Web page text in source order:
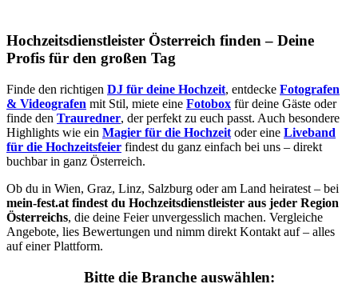
Hochzeitsdienstleister Österreich finden – Deine
Profis für den großen Tag
Finde den richtigen DJ für deine Hochzeit, entdecke Fotografen
& Videografen mit Stil, miete eine Fotobox für deine Gäste oder
finde den Trauredner, der perfekt zu euch passt. Auch besondere
Highlights wie ein Magier für die Hochzeit oder eine Liveband
für die Hochzeitsfeier findest du ganz einfach bei uns – direkt
buchbar in ganz Österreich.
Ob du in Wien, Graz, Linz, Salzburg oder am Land heiratest – bei
mein-fest.at findest du Hochzeitsdienstleister aus jeder Region
Österreichs, die deine Feier unvergesslich machen. Vergleiche
Angebote, lies Bewertungen und nimm direkt Kontakt auf – alles
auf einer Plattform.
Bitte die Branche auswählen: